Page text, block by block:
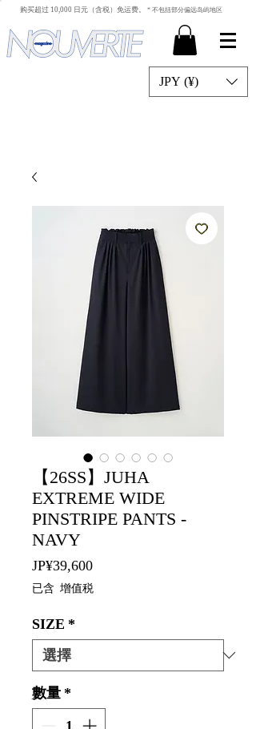
​ 购买超过 10,000 日元（含税）免运费。 * 不包括部分偏远岛屿地区
JPY (¥)
【26SS】JUHA
EXTREME WIDE
PINSTRIPE PANTS -
NAVY
JP¥39,600價
格
已含 增值税
SIZE *
數量 *